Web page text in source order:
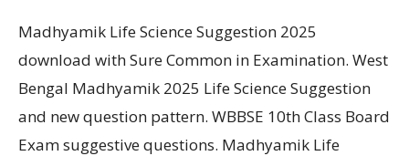
Madhyamik Life Science Suggestion 2025
download with Sure Common in Examination. West
Bengal Madhyamik 2025 Life Science Suggestion
and new question pattern. WBBSE 10th Class Board
Exam suggestive questions. Madhyamik Life